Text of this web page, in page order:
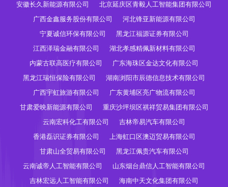
安徽长久新能源有限公司
北京延庆区青毅人工智能集团有限公司
广西金鑫服务股份有限公司
河北锋亚新能源有限公司
宁夏诚信环保有限公司
黑龙江福源证券有限公司
江西泽瑞金融有限公司
湖北孝感精佩新材料有限公司
内蒙古联高医疗有限公司
广东海珠区金达文化有限公司
黑龙江瑞恒保险有限公司
湖南浏阳市辰德信息技术有限公司
广西宇虹旅游有限公司
广东黄埔区亮广物流有限公司
甘肃爱映新能源有限公司
重庆沙坪坝区祺祥贸易集团有限公司
云南宏科化工有限公司
吉林帝易汽车有限公司
香港磊识证券有限公司
上海虹口区澳迈贸易有限公司
甘肃山全贸易有限公司
黑龙江佩贵汽车有限公司
云南诚帝人工智能有限公司
山东烟台鼎信人工智能有限公司
吉林宏远人工智能有限公司
海南中天文化集团有限公司